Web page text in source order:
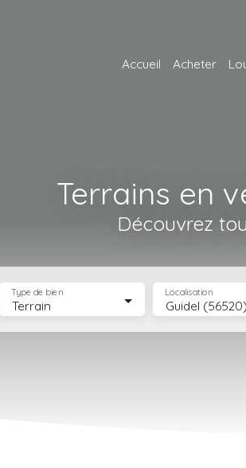
Accueil Acheter
Terrains en
Découvrez
Terrain
Type de bien
Guidel (56520)
Localisation